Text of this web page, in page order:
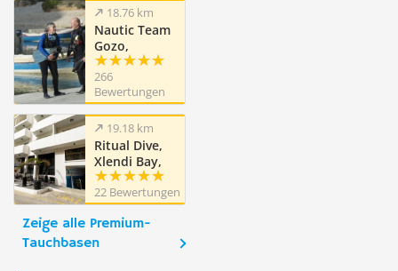
18.76 km
Nautic Team
Gozo,
Marsalforn,
Gozo
266
Bewertungen
19.18 km
Ritual Dive,
Xlendi Bay,
Gozo
22 Bewertungen
Zeige alle Premium-
Tauchbasen